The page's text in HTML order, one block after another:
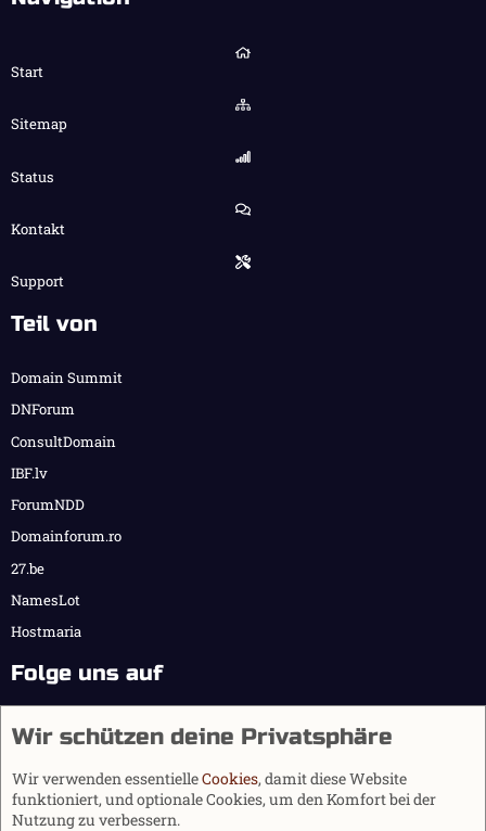
Start
Sitemap
Status
Kontakt
Support
Teil von
Domain Summit
DNForum
ConsultDomain
IBF.lv
ForumNDD
Domainforum.ro
27.be
NamesLot
Hostmaria
Folge uns auf
Wir schützen deine Privatsphäre
Wir verwenden essentielleCookies, damit diese Website
funktioniert, und optionale Cookies, um den Komfort bei der
Nutzung zu verbessern.